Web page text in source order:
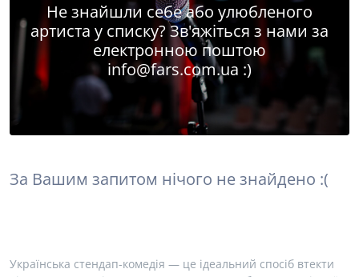
Не знайшли себе або улюбленого
артиста у списку? Зв'яжіться з нами за
електронною поштою
info@fars.com.ua :)
За Вашим запитом нічого не знайдено :(
Українська стендап-комедія — це ідеальний спосіб втекти